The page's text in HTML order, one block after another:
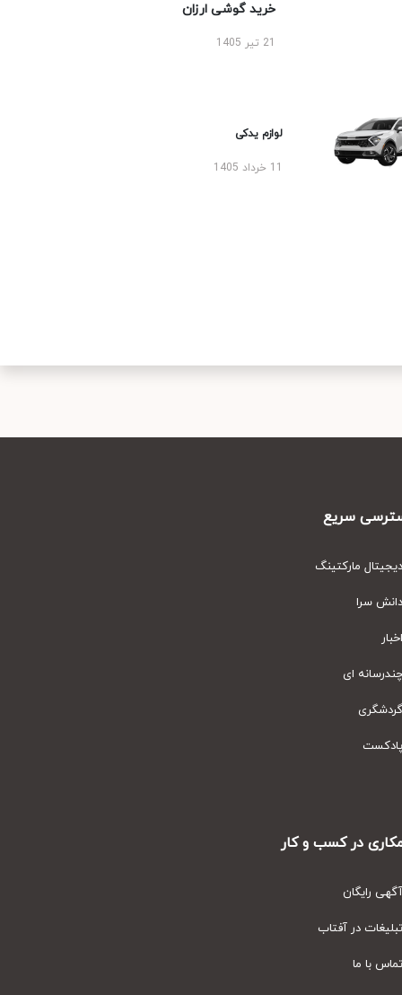
خرید گوشی ارزان
لوازم یدکی
سریع
مارکتینگ
سرا
ای
در کسب و کار
رایگان
در آفتاب
با ما